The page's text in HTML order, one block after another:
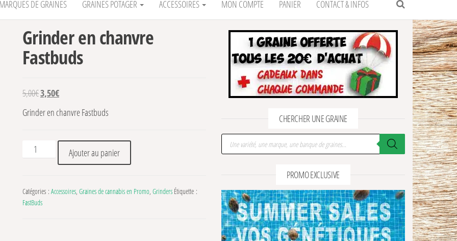
MARQUES DE GRAINES GRAINES POTAGER ACCESSOIRES MON COMPTE PANIER CONTACT & INFOS
Grinder en chanvre
Fastbuds
5,00€Le prix initial était : 5,00€.
3,50€Le prix actuel est : 3,50€.
Grinder en chanvre Fastbuds
quantité de Grinder en chanvre Fastbuds
Ajouter au panier
Catégories : Accessoires, Graines de cannabis en Promo, Grinders Étiquette :
FastBuds
CHERCHER UNE GRAINE
Recherche de produits
PROMO EXCLUSIVE